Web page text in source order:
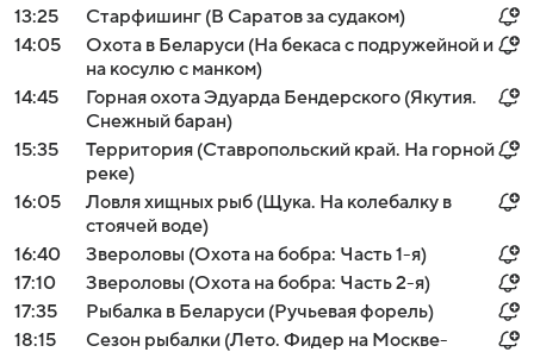
13:25
Старфишинг (В Саратов за судаком)
14:05
Охота в Беларуси (На бекаса с подружейной и
на косулю с манком)
14:45
Горная охота Эдуарда Бендерского (Якутия.
Снежный баран)
15:35
Территория (Ставропольский край. На горной
реке)
16:05
Ловля хищных рыб (Щука. На колебалку в
стоячей воде)
16:40
Звероловы (Охота на бобра: Часть 1-я)
17:10
Звероловы (Охота на бобра: Часть 2-я)
17:35
Рыбалка в Беларуси (Ручьевая форель)
18:15
Сезон рыбалки (Лето. Фидер на Москве-